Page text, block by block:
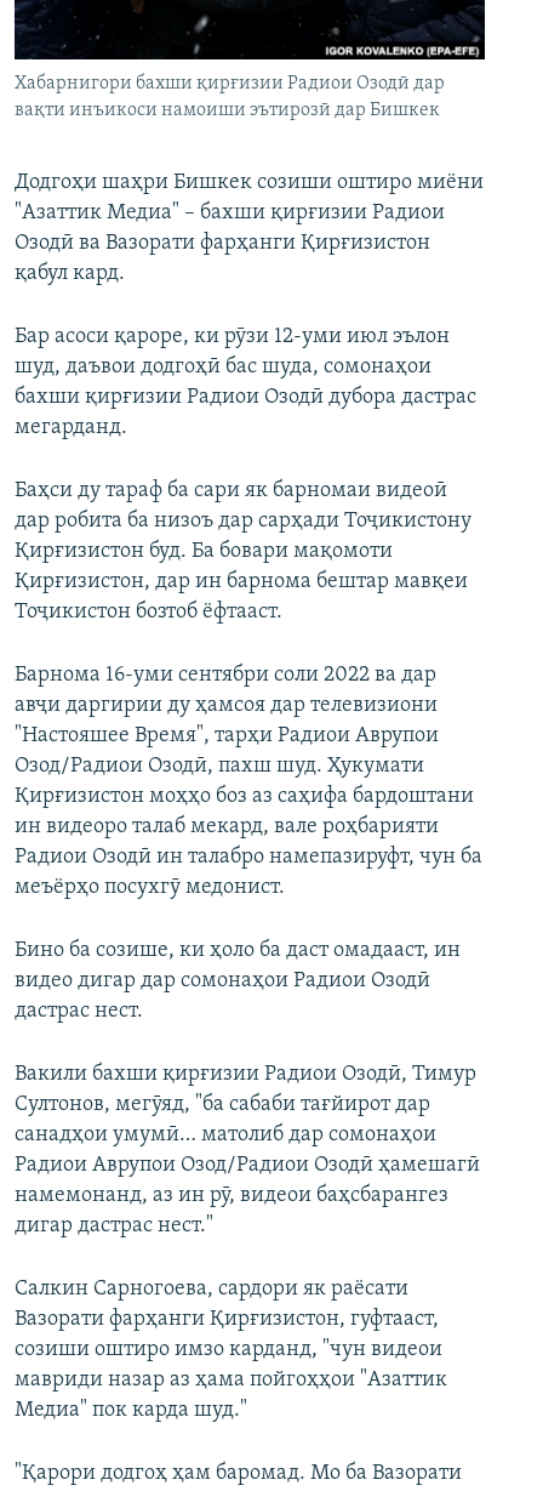
ГУЗОРИШҲОИ РАДИОӢ
Русский
ПАЙГИРӢ КУНЕД
Ҳамаи сомонаҳои RFE/RL
Хабарнигори бахши қирғизии Радиои Озодӣ дар
вақти инъикоси намоиши эътирозӣ дар Бишкек
Додгоҳи шаҳри Бишкек созиши оштиро миёни
"Азаттик Медиа" – бахши қирғизии Радиои
Озодӣ ва Вазорати фарҳанги Қирғизистон
қабул кард.
Бар асоси қароре, ки рӯзи 12-уми июл эълон
шуд, даъвои додгоҳӣ бас шуда, сомонаҳои
бахши қирғизии Радиои Озодӣ дубора дастрас
мегарданд.
Баҳси ду тараф ба сари як барномаи видеоӣ
дар робита ба низоъ дар сарҳади Тоҷикистону
Қирғизистон буд. Ба бовари мақомоти
Қирғизистон, дар ин барнома бештар мавқеи
Тоҷикистон бозтоб ёфтааст.
Барнома 16-уми сентябри соли 2022 ва дар
авҷи даргирии ду ҳамсоя дар телевизиони
"Настояшее Время", тарҳи Радиои Аврупои
Озод/Радиои Озодӣ, пахш шуд. Ҳукумати
Қирғизистон моҳҳо боз аз саҳифа бардоштани
ин видеоро талаб мекард, вале роҳбарияти
Радиои Озодӣ ин талабро намепазируфт, чун ба
меъёрҳо посухгӯ медонист.
Бино ба созише, ки ҳоло ба даст омадааст, ин
видео дигар дар сомонаҳои Радиои Озодӣ
дастрас нест.
Вакили бахши қирғизии Радиои Озодӣ, Тимур
Султонов, мегӯяд, "ба сабаби тағйирот дар
санадҳои умумӣ… матолиб дар сомонаҳои
Радиои Аврупои Озод/Радиои Озодӣ ҳамешагӣ
намемонанд, аз ин рӯ, видеои баҳсбарангез
дигар дастрас нест."
Салкин Сарногоева, сардори як раёсати
Вазорати фарҳанги Қирғизистон, гуфтааст,
созиши оштиро имзо карданд, "чун видеои
мавриди назар аз ҳама пойгоҳҳои "Азаттик
Медиа" пок карда шуд."
"Қарори додгоҳ ҳам баромад. Мо ба Вазорати